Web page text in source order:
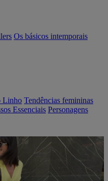
Os básicos intemporais
Linho Tendências femininas
Essenciais Personagens